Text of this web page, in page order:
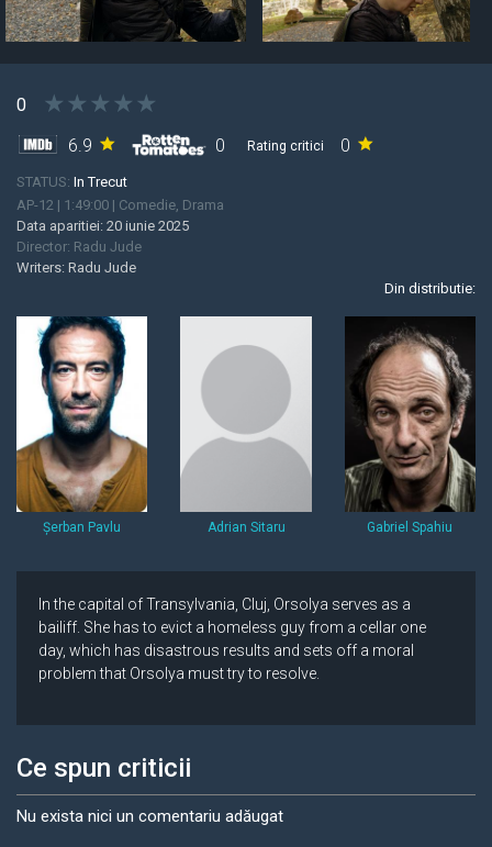
0 ★
★
★
★
★
6.9 0 Rating critici 0
STATUS: In Trecut
AP-12 | 1:49:00 | Comedie, Drama
Data aparitiei: 20 iunie 2025
Director: Radu Jude
Writers: Radu Jude
Din distributie:
Gabriel Spahiu
Adrian Sitaru
Șerban Pavlu
In the capital of Transylvania, Cluj, Orsolya serves as a
bailiff. She has to evict a homeless guy from a cellar one
day, which has disastrous results and sets off a moral
problem that Orsolya must try to resolve.
Ce spun criticii
Nu exista nici un comentariu adăugat